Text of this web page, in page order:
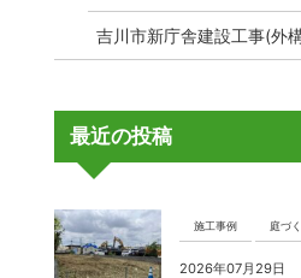
吉川市新庁舎建設工事(外
最近の投稿
施工事例 庭づ
2026年07月29日